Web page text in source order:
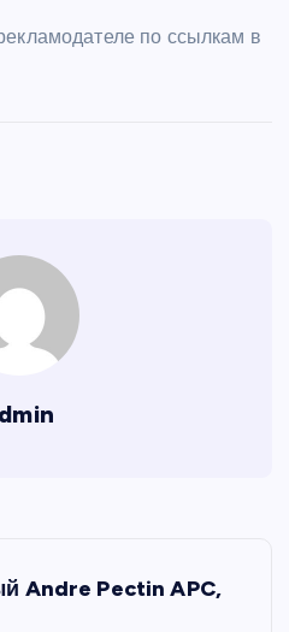
по ссылкам в
Andre Pectin APC,